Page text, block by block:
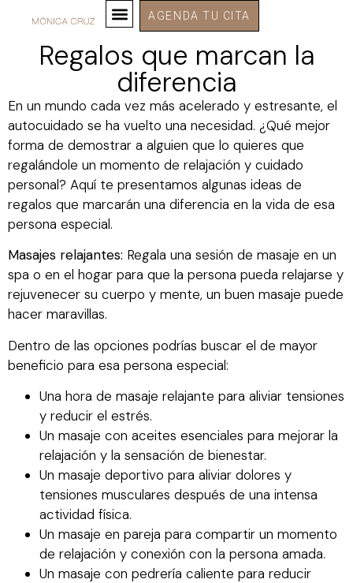
AGENDA TU CITA
Regalos que marcan la
diferencia
En un mundo cada vez más acelerado y estresante, el
autocuidado se ha vuelto una necesidad. ¿Qué mejor
forma de demostrar a alguien que lo quieres que
regalándole un momento de relajación y cuidado
personal? Aquí te presentamos algunas ideas de
regalos que marcarán una diferencia en la vida de esa
persona especial.
Masajes relajantes: Regala una sesión de masaje en un
spa o en el hogar para que la persona pueda relajarse y
rejuvenecer su cuerpo y mente, un buen masaje puede
hacer maravillas.
Dentro de las opciones podrías buscar el de mayor
beneficio para esa persona especial:
Una hora de masaje relajante para aliviar tensiones
y reducir el estrés.
Un masaje con aceites esenciales para mejorar la
relajación y la sensación de bienestar.
Un masaje deportivo para aliviar dolores y
tensiones musculares después de una intensa
actividad física.
Un masaje en pareja para compartir un momento
de relajación y conexión con la persona amada.
Un masaje con pedrería caliente para reducir